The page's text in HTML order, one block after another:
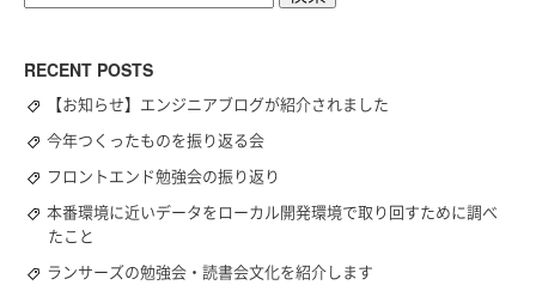
RECENT POSTS
【お知らせ】エンジニアブログが紹介されました
今年つくったものを振り返る会
フロントエンド勉強会の振り返り
本番環境に近いデータをローカル開発環境で取り回すために調べ
たこと
ランサーズの勉強会・読書会文化を紹介します